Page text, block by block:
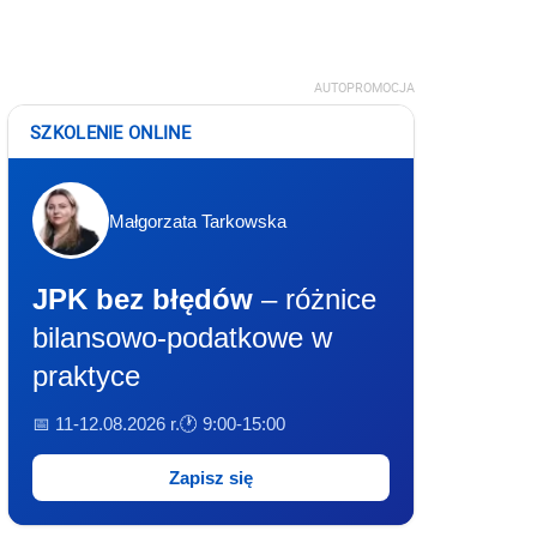
AUTOPROMOCJA
SZKOLENIE ONLINE
Małgorzata Tarkowska
JPK bez błędów – różnice
bilansowo-podatkowe w
praktyce
📅 11-12.08.2026 r.🕐 9:00-15:00
Zapisz się